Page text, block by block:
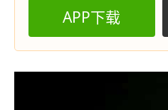
APP下载